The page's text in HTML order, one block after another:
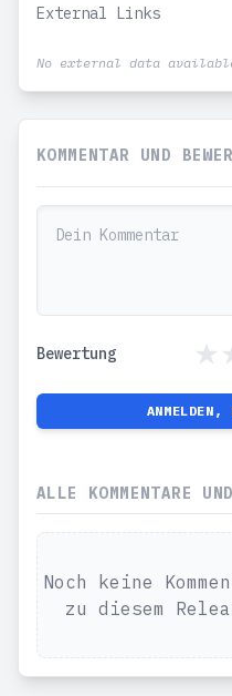
External Links
No external data
KOMMENTAR UND
Bewertung
ANMELDEN,
ALLE KOMMENTARE
Noch keine
zu diesem